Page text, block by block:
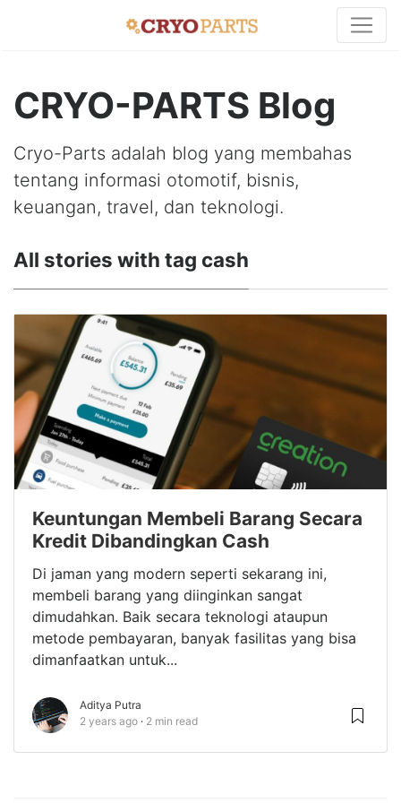
CRYO-PARTS Blog
Cryo-Parts adalah blog yang membahas
tentang informasi otomotif, bisnis,
keuangan, travel, dan teknologi.
All stories with tag cash
Keuntungan Membeli Barang Secara
Kredit Dibandingkan Cash
Di jaman yang modern seperti sekarang ini,
membeli barang yang diinginkan sangat
dimudahkan. Baik secara teknologi ataupun
metode pembayaran, banyak fasilitas yang bisa
dimanfaatkan untuk...
Aditya Putra
2 years ago
2 min read